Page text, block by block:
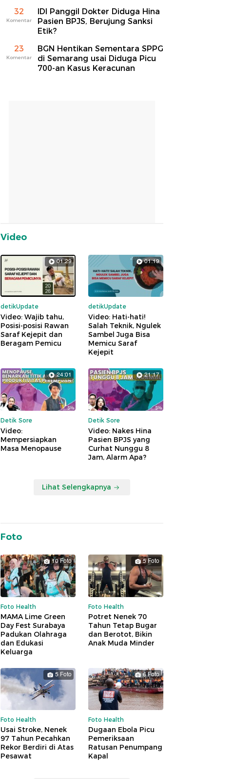
32
Komentar
IDI Panggil Dokter Diduga Hina
Pasien BPJS, Berujung Sanksi
Etik?
23
Komentar
BGN Hentikan Sementara SPPG
di Semarang usai Diduga Picu
700-an Kasus Keracunan
Video
01:29
detikUpdate
Video: Wajib tahu,
Posisi-posisi Rawan
Saraf Kejepit dan
Beragam Pemicu
01:19
detikUpdate
Video: Hati-hati!
Salah Teknik, Ngulek
Sambel Juga Bisa
Memicu Saraf
Kejepit
24:01
Detik Sore
Video:
Mempersiapkan
Masa Menopause
21:17
Detik Sore
Video: Nakes Hina
Pasien BPJS yang
Curhat Nunggu 8
Jam, Alarm Apa?
Lihat Selengkapnya
Foto
10 Foto
Foto Health
MAMA Lime Green
Day Fest Surabaya
Padukan Olahraga
dan Edukasi
Keluarga
5 Foto
Foto Health
Potret Nenek 70
Tahun Tetap Bugar
dan Berotot, Bikin
Anak Muda Minder
5 Foto
Foto Health
Usai Stroke, Nenek
97 Tahun Pecahkan
Rekor Berdiri di Atas
Pesawat
6 Foto
Foto Health
Dugaan Ebola Picu
Pemeriksaan
Ratusan Penumpang
Kapal